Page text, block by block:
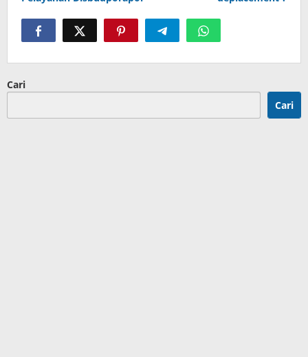
Cari
Cari